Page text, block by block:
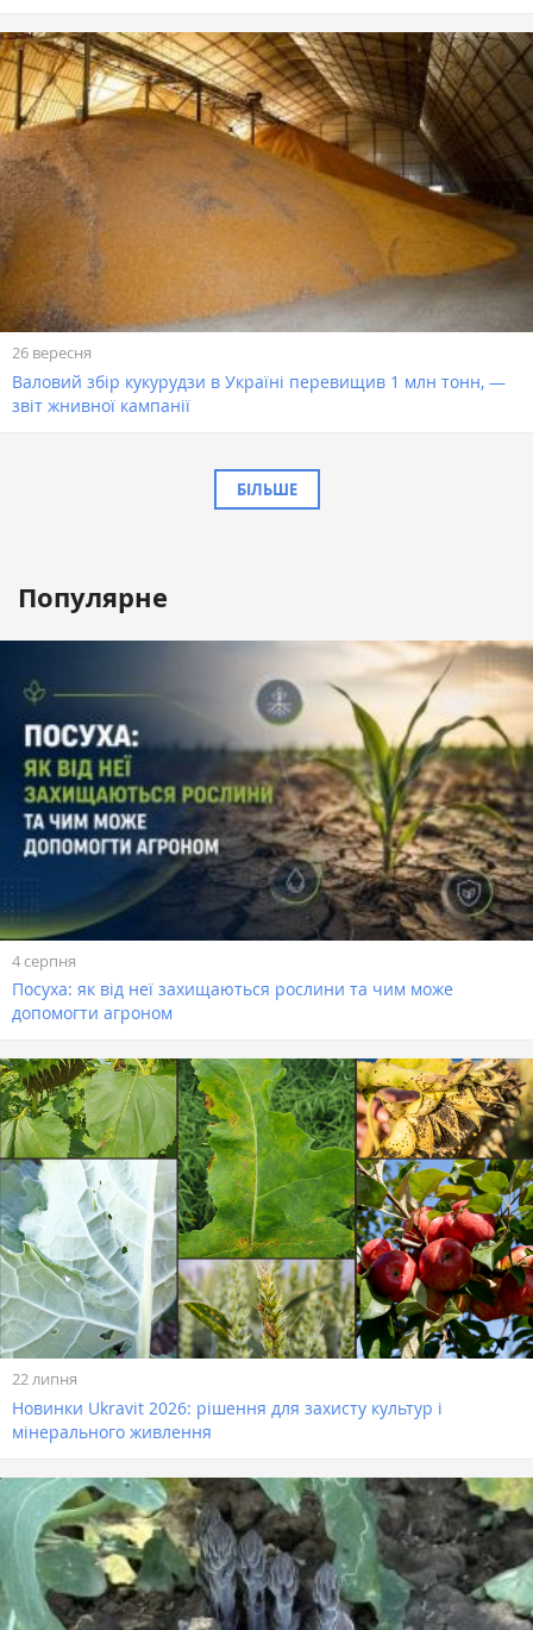
26 вересня
Валовий збір кукурудзи в Україні перевищив 1 млн тонн, —
звіт жнивної кампанії
БІЛЬШЕ
Популярне
4 серпня
Посуха: як від неї захищаються рослини та чим може
допомогти агроном
22 липня
Новинки Ukravit 2026: рішення для захисту культур і
мінерального живлення